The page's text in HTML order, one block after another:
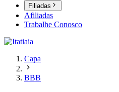
Filiadas
Afiliadas
Trabalhe Conosco
Capa
BBB